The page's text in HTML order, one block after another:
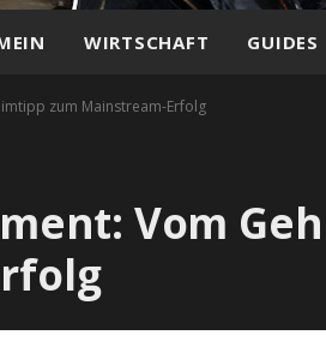
WIRTSCHAFT GUIDES
zum Mainstream-Erfolg
Vom